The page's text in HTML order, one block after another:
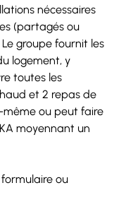
nécessaires
(partagés ou
groupe fournit les
logement, y
toutes les
et 2 repas de
même ou peut faire
moyennant un
ou